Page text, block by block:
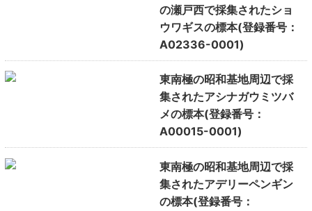
の瀬戸西で採集されたショ
ウワギスの標本(登録番号：
A02336-0001)
東南極の昭和基地周辺で採
集されたアシナガウミツバ
メの標本(登録番号：
A00015-0001)
東南極の昭和基地周辺で採
集されたアデリーペンギン
の標本(登録番号：